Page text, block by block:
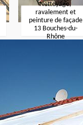
Nettoyage,
ravalement et
peinture de façade
13 Bouches-du-
Rhône